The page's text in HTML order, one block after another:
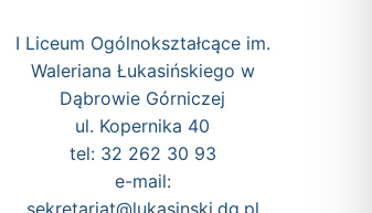
I Liceum Ogólnokształcące im.
Waleriana Łukasińskiego w
Dąbrowie Górniczej
ul. Kopernika 40
tel: 32 262 30 93
e-mail:
sekretariat@lukasinski.dg.pl